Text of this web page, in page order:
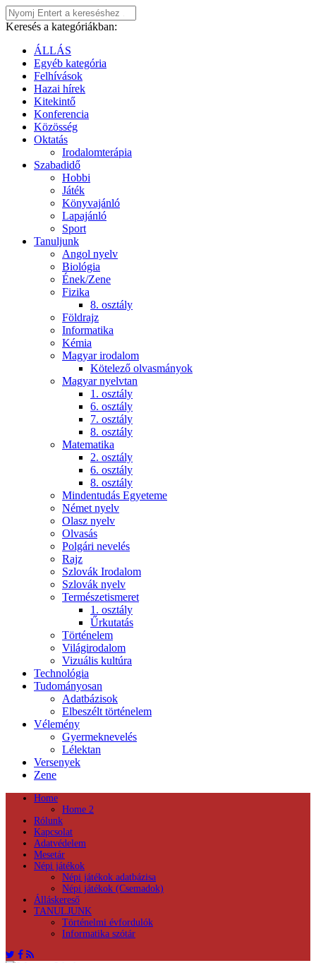
Keresés a kategóriákban:
ÁLLÁS
Egyéb kategória
Felhívások
Hazai hírek
Kitekintő
Konferencia
Közösség
Oktatás
Irodalomterápia
Szabadidő
Hobbi
Játék
Könyvajánló
Lapajánló
Sport
Tanuljunk
Angol nyelv
Biológia
Ének/Zene
Fizika
8. osztály
Földrajz
Informatika
Kémia
Magyar irodalom
Kötelező olvasmányok
Magyar nyelvtan
1. osztály
6. osztály
7. osztály
8. osztály
Matematika
2. osztály
6. osztály
8. osztály
Mindentudás Egyeteme
Német nyelv
Olasz nyelv
Olvasás
Polgári nevelés
Rajz
Szlovák Irodalom
Szlovák nyelv
Természetismeret
1. osztály
Űrkutatás
Történelem
Világirodalom
Vizuális kultúra
Technológia
Tudományosan
Adatbázisok
Elbeszélt történelem
Vélemény
Gyermeknevelés
Lélektan
Versenyek
Zene
Home
Home 2
Rólunk
Kapcsolat
Adatvédelem
Mesetár
Népi játékok
Népi játékok adatbázisa
Népi játékok (Csemadok)
Álláskereső
TANULJUNK
Történelmi évfordulók
Informatika szótár